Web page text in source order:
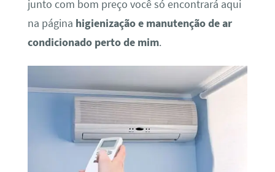
junto com bom preço você só encontrará aqui
na página higienização e manutenção de ar
condicionado perto de mim.